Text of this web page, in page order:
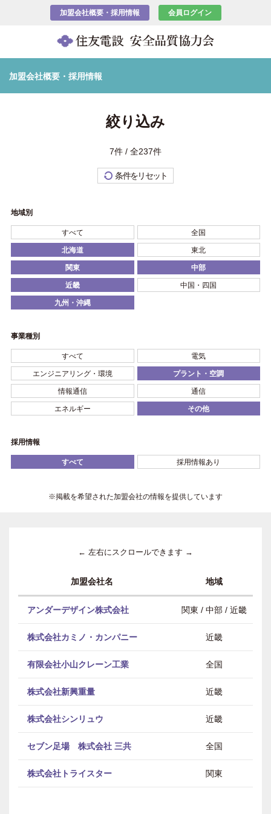
加盟会社概要・採用情報 会員ログイン
加盟会社概要・採用情報
絞り込み
7件 / 全237件
条件をリセット
地域別
すべて 全国
北海道 東北
関東 中部
近畿 中国・四国
九州・沖縄
事業種別
すべて 電気
エンジニアリング・環境 プラント・空調
情報通信 通信
エネルギー その他
採用情報
すべて 採用情報あり
※掲載を希望された加盟会社の情報を提供しています
← 左右にスクロールできます →
加盟会社名 地域
アンダーデザイン株式会社 関東 / 中部 / 近畿
株式会社カミノ・カンパニー 近畿
有限会社小山クレーン工業 全国
株式会社新興重量 近畿
株式会社シンリュウ 近畿
セブン足場 株式会社 三共 全国
株式会社トライスター 関東